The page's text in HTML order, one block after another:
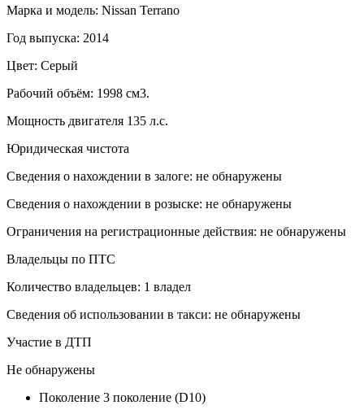
Марка и модель: Nissan Terrano
Год выпуска: 2014
Цвет: Серый
Рабочий объём: 1998 см3.
Мощность двигателя 135 л.с.
Юридическая чистота
Сведения о нахождении в залоге: не обнаружены
Сведения о нахождении в розыске: не обнаружены
Ограничения на регистрационные действия: не обнаружены
Владельцы по ПТС
Количество владельцев: 1 владел
Сведения об использовании в такси: не обнаружены
Участие в ДТП
Не обнаружены
Поколение 3 поколение (D10)